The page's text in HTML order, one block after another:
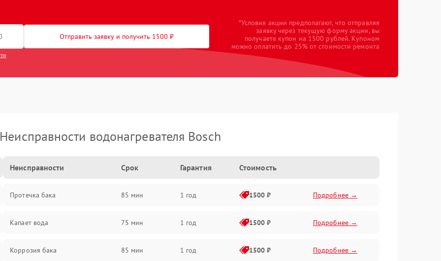
Отправить заявку и получить 1500 ₽
*Условия акции предполагают, что отправляя
заявку через текущую форму акции, вы
получаете купон на 1500 рублей. Купоном
можно оплатить до 25% от стоимости ремонта
Неисправности водонагревателя Bosch
Неисправности Срок Гарантия Стоимость
Протечка бака 85 мин 1 год 1500 ₽ Подробнее →
Капает вода 75 мин 1 год 1500 ₽ Подробнее →
Коррозия бака 85 мин 1 год 1500 ₽ Подробнее →